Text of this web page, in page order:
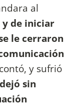
al
de iniciar
le cerraron
y sufrió
sin